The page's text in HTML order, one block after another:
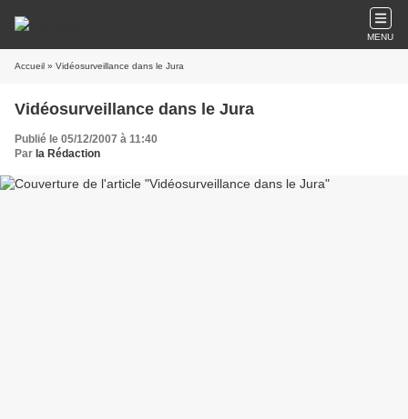
MENU
Accueil » Vidéosurveillance dans le Jura
Vidéosurveillance dans le Jura
Publié le 05/12/2007 à 11:40
Par la Rédaction